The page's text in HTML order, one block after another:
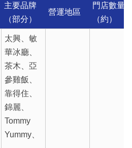
主要品牌
（部分）
營運地區
門店數量
（約）
太興、敏
華冰廳、
茶木、亞
參雞飯、
靠得住、
錦麗、
Tommy
Yummy、